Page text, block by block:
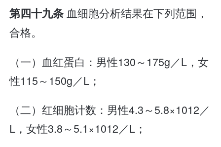
第四十九条血细胞分析结果在下列范围，
合格。
（一）血红蛋白：男性130～175g／L，女
性115～150g／L；
（二）红细胞计数：男性4.3～5.8×1012／
L，女性3.8～5.1×1012／L；